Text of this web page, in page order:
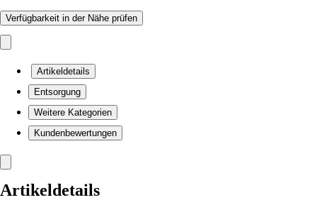
Verfügbarkeit in der Nähe prüfen
Artikeldetails
Entsorgung
Weitere Kategorien
Kundenbewertungen
Artikeldetails